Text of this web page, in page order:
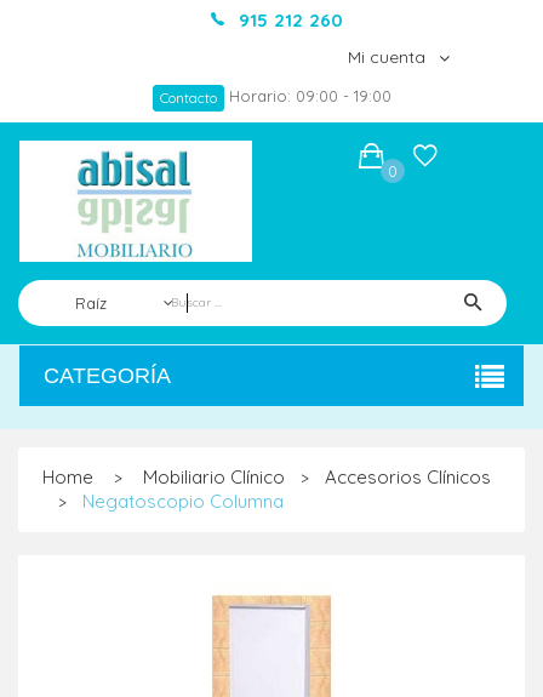
915 212 260
Mi cuenta
Contacto Horario: 09:00 - 19:00
Raíz
0
CATEGORÍA
Home > Mobiliario Clínico > Accesorios Clínicos
> Negatoscopio Columna